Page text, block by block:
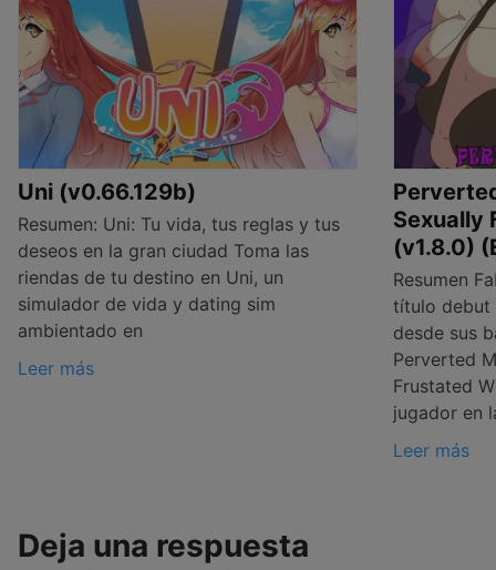
Uni (v0.66.129b)
Resumen: Uni: Tu vida, tus reglas y tus
deseos en la gran ciudad Toma las
riendas de tu destino en Uni, un
simulador de vida y dating sim
ambientado en
Leer más
Sexually
(v1.8.0)
Resumen
título debut
desde sus
Perverted
Frustated
jugador en
Leer más
Deja una respuesta